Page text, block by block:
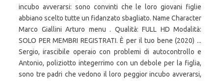
incubo avverarsi: sono convinti che le loro giovani figlie
abbiano scelto tutte un fidanzato sbagliato. Name Character
Marco Giallini Arturo menu . Qualità: FULL HD Modalità:
SOLO PER MEMBRI REGISTRATI. È per il tuo bene (2020) ...
Sergio, irascibile operaio con problemi di autocontrollo e
Antonio, poliziotto integerrimo con un debole per la figlia,
sono tre padri che vedono il loro peggior incubo avverarsi,